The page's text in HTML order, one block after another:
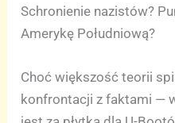
Schronienie nazistów?
Amerykę Południową?
Choć większość teorii
konfrontacji z faktami —